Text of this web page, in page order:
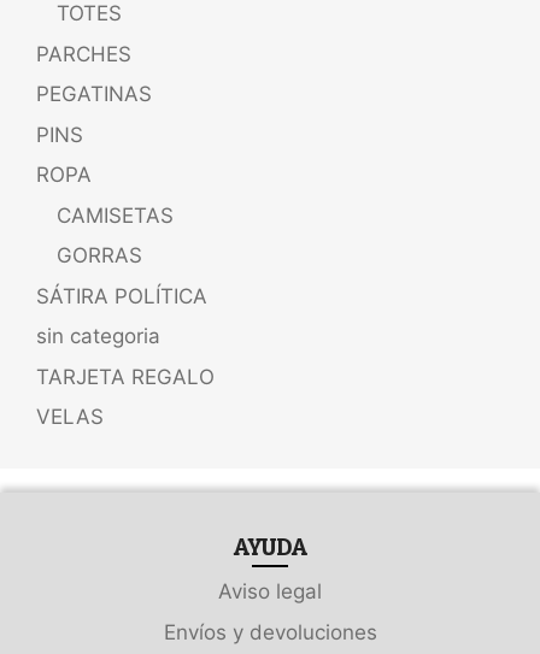
TOTES
PARCHES
PEGATINAS
PINS
ROPA
CAMISETAS
GORRAS
SÁTIRA POLÍTICA
sin categoria
TARJETA REGALO
VELAS
AYUDA
Aviso legal
Envíos y devoluciones